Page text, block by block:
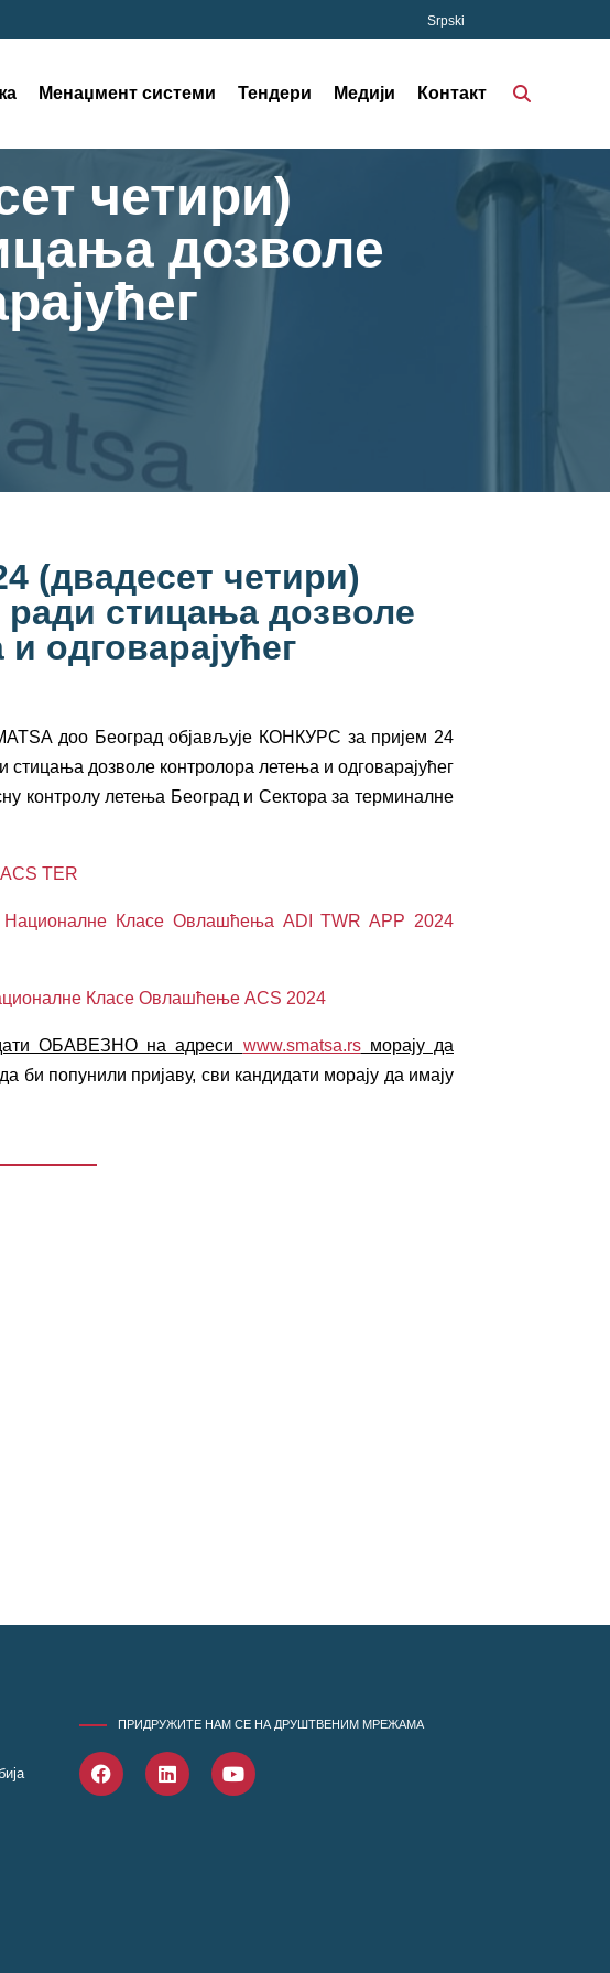
Srpski
Менаџмент системи Тендери Медији Контакт
четири)
дозволе
(двадесет четири)
ради стицања дозволе
одговарајућег
доо Београд објављује КОНКУРС за пријем 24
стицања дозволе контролора летења и одговарајућег
контролу летења Београд и Сектора за терминалне
TER
Националне Класе Овлашћења ADI TWR APP 2024
Класе Овлашћење ACS 2024
ОБАВЕЗНО на адреси www.smatsa.rsморају да
би попунили пријаву, сви кандидати морају да имају
ПРИДРУЖИТЕ НАМ СЕ НА ДРУШТВЕНИМ МРЕЖАМА